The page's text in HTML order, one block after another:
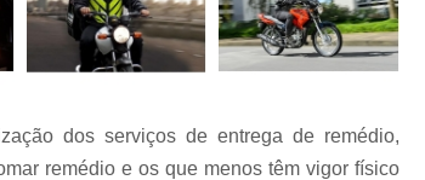
Motoboy Entrega Documentos
Motoboy para Entrega
Motoboy para
Motoboy para Retirada de
dos serviços de entrega de remédio,
remédio e os que menos têm vigor físico